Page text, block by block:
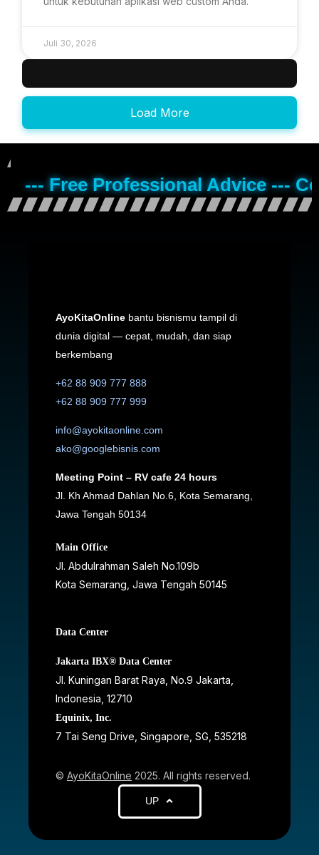
Juli 30, 2026
Load More
--- Free Professional Advice ---
AyoKitaOnlinebantu bisnismu tampil di
dunia digital — cepat, mudah, dan siap
berkembang
+62 88 909 777 888
+62 88 909 777 999
info@ayokitaonline.com
ako@googlebisnis.com
Meeting Point – RV cafe 24 hours
Jl. Kh Ahmad Dahlan No.6, Kota Semarang,
Jawa Tengah 50134
Main Office
Jl. Abdulrahman Saleh No.109b
Kota Semarang, Jawa Tengah 50145
Data Center
Jakarta IBX® Data Center
JI. Kuningan Barat Raya, No.9 Jakarta,
Indonesia, 12710
Equinix, Inc.
7 Tai Seng Drive, Singapore, SG, 535218
© AyoKitaOnline 2025. All rights reserved.
UP